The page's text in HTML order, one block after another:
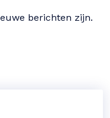
berichten zijn.